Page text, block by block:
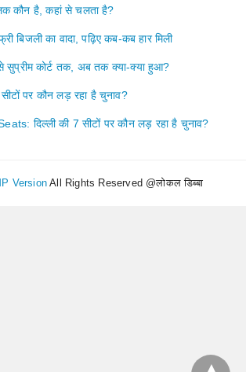
कौन है, कहां से चलता है?
बिजली का वादा, पढ़िए कब-कब हार मिली
कोर्ट तक, अब तक क्या-क्या हुआ?
पर कौन लड़ रहा है चुनाव?
दिल्ली की 7 सीटों पर कौन लड़ रहा है चुनाव?
VersionAll Rights Reserved @लोकल डिब्बा